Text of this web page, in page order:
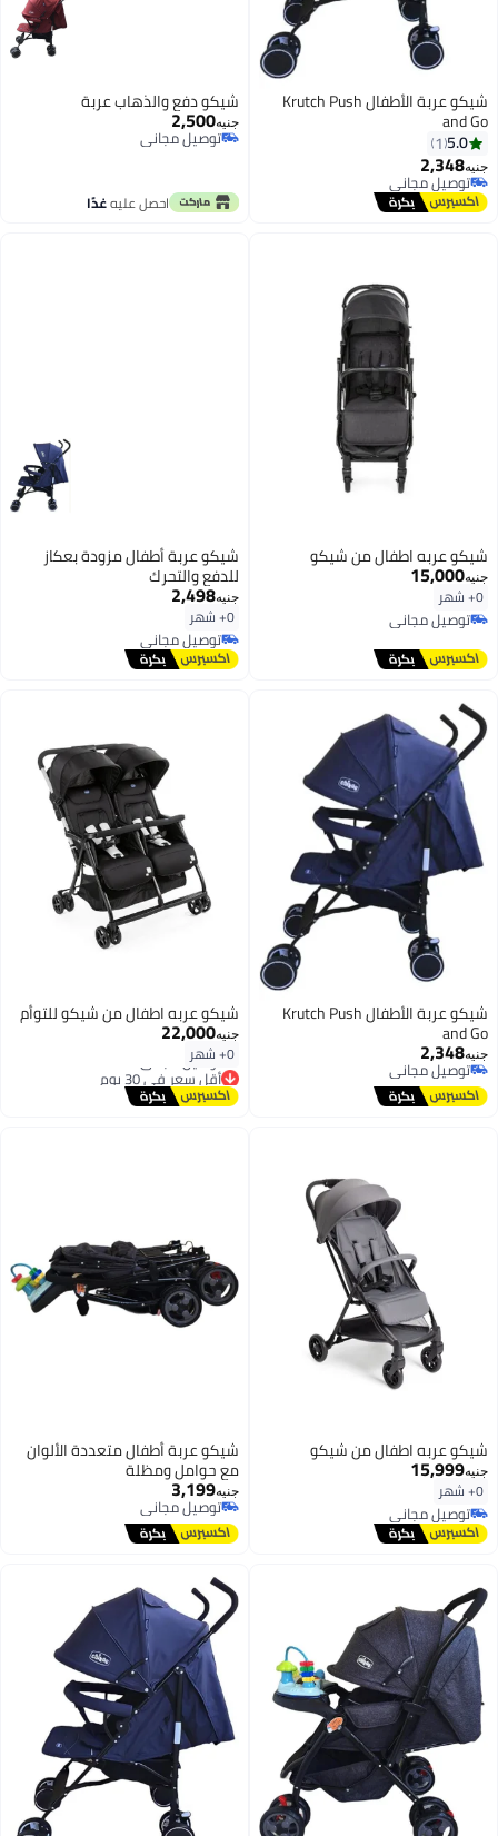
شيكو عربة الأطفال Krutch Push
and Go
5.0
1
جنيه2,348
توصيل مجاني
توصيل مجاني
شيكو دفع والذهاب عربة
جنيه2,500
توصيل مجاني
توصيل مجاني
احصل عليهغدًا
شيكو عربه اطفال من شيكو
جنيه15,000
0+ شهر
توصيل مجاني
توصيل مجاني
شيكو عربة أطفال مزودة بعكاز
للدفع والتحرك
جنيه2,498
0+ شهر
توصيل مجاني
توصيل مجاني
شيكو عربة الأطفال Krutch Push
and Go
جنيه2,348
توصيل مجاني
توصيل مجاني
شيكو عربه اطفال من شيكو للتوأم
جنيه22,000
0+ شهر
أقل سعر في 30 يوم
توصيل مجاني
أقل سعر في 30 يوم
شيكو عربه اطفال من شيكو
جنيه15,999
0+ شهر
توصيل مجاني
توصيل مجاني
شيكو عربة أطفال متعددة الألوان
مع حوامل ومظلة
جنيه3,199
توصيل مجاني
توصيل مجاني